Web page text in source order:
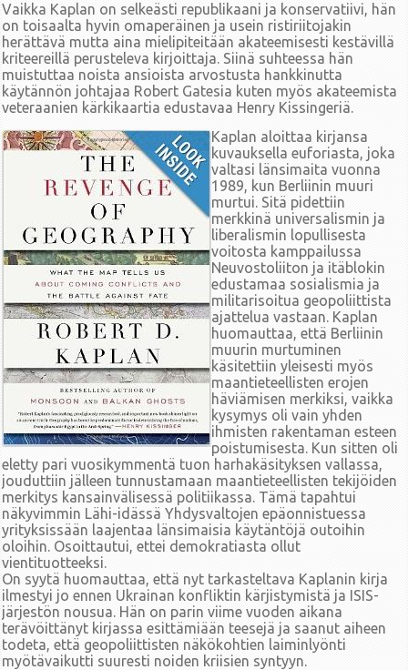
Vaikka Kaplan on selkeästi republikaani ja konservatiivi, hän
on toisaalta hyvin omaperäinen ja usein ristiriitojakin
herättävä mutta aina mielipiteitään akateemisesti kestävillä
kriteereillä perusteleva kirjoittaja. Siinä suhteessa hän
muistuttaa noista ansioista arvostusta hankkinutta
käytännön johtajaa Robert Gatesia kuten myös akateemista
veteraanien kärkikaartia edustavaa Henry Kissingeriä.
Kaplan aloittaa kirjansa
kuvauksella euforiasta, joka
valtasi länsimaita vuonna
1989, kun Berliinin muuri
murtui. Sitä pidettiin
merkkinä universalismin ja
liberalismin lopullisesta
voitosta kamppailussa
Neuvostoliiton ja itäblokin
edustamaa sosialismia ja
militarisoitua geopoliittista
ajattelua vastaan. Kaplan
huomauttaa, että Berliinin
muurin murtuminen
käsitettiin yleisesti myös
maantieteellisten erojen
häviämisen merkiksi, vaikka
kysymys oli vain yhden
ihmisten rakentaman esteen
poistumisesta. Kun sitten oli
eletty pari vuosikymmentä tuon harhakäsityksen vallassa,
jouduttiin jälleen tunnustamaan maantieteellisten tekijöiden
merkitys kansainvälisessä politiikassa. Tämä tapahtui
näkyvimmin Lähi-idässä Yhdysvaltojen epäonnistuessa
yrityksissään laajentaa länsimaisia käytäntöjä outoihin
oloihin. Osoittautui, ettei demokratiasta ollut
vientituotteeksi.
On syytä huomauttaa, että nyt tarkasteltava Kaplanin kirja
ilmestyi jo ennen Ukrainan konfliktin kärjistymistä ja ISIS-
järjestön nousua. Hän on parin viime vuoden aikana
terävöittänyt kirjassa esittämiään teesejä ja saanut aiheen
todeta, että geopoliittisten näkökohtien laiminlyönti
myötävaikutti suuresti noiden kriisien syntyyn.